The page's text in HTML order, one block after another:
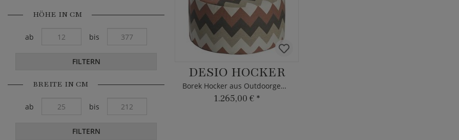
DESIO HOCKER
Borek Hocker aus Outdoorgewebe
1.265,00 € *
HÖHE IN CM
ab bis
FILTERN
BREITE IN CM
ab bis
FILTERN